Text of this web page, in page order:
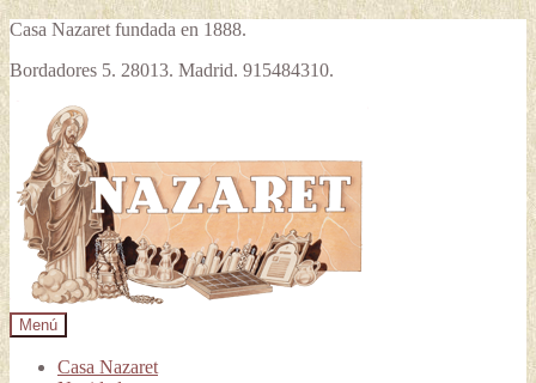
Casa Nazaret fundada en 1888.
Bordadores 5. 28013. Madrid. 915484310.
la
navegación
contenido
Menú
Casa Nazaret